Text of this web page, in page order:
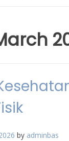
by adminbas